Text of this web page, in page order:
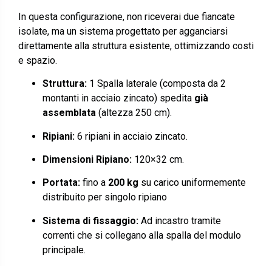
In questa configurazione, non riceverai due fiancate
isolate, ma un sistema progettato per agganciarsi
direttamente alla struttura esistente, ottimizzando costi
e spazio.
Struttura: 1 Spalla laterale (composta da 2
montanti in acciaio zincato) spedita già
assemblata (altezza 250 cm).
Ripiani: 6 ripiani in acciaio zincato.
Dimensioni Ripiano: 120×32 cm.
Portata: fino a 200 kg su carico uniformemente
distribuito per singolo ripiano
Sistema di fissaggio: Ad incastro tramite
correnti che si collegano alla spalla del modulo
principale.